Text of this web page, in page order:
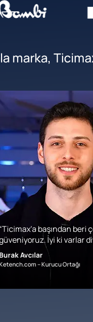
“Ticimax'a başından beri
İyi ki varlar
Burak Avcılar
– Kurucu Ortağı